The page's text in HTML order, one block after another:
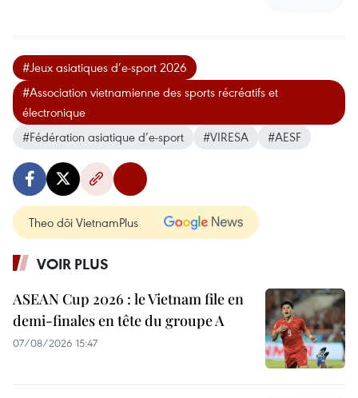
#Jeux asiatiques d’e-sport 2026
#Association vietnamienne des sports récréatifs et
électronique
#Fédération asiatique d’e-sport
#VIRESA #AESF
Theo dõi VietnamPlus
VOIR PLUS
ASEAN Cup 2026 : le Vietnam file en
demi-finales en tête du groupe A
07/08/2026 15:47